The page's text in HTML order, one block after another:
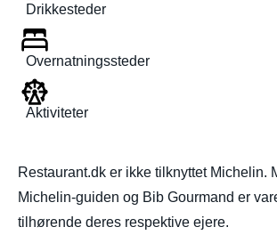
Drikkesteder
Overnatningssteder
Aktiviteter
Restaurant.dk er ikke tilknyttet Michelin.
Michelin-guiden og Bib Gourmand er
tilhørende deres respektive ejere.